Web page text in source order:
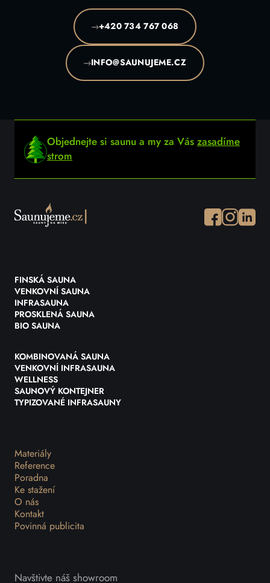
+420 734 767 068
INFO@SAUNUJEME.CZ
Objednejte si saunu a my za Vás zasadíme
strom
Facebook
Instagram
FINSKÁ SAUNA
VENKOVNÍ SAUNA
INFRASAUNA
PROSKLENÁ SAUNA
BIO SAUNA
KOMBINOVANÁ SAUNA
VENKOVNÍ INFRASAUNA
WELLNESS
SAUNOVÝ KONTEJNER
TYPIZOVANÉ INFRASAUNY
Materiály
Reference
Poradna
Ke stažení
O nás
Kontakt
Povinná publicita
Navštivte náš showroom